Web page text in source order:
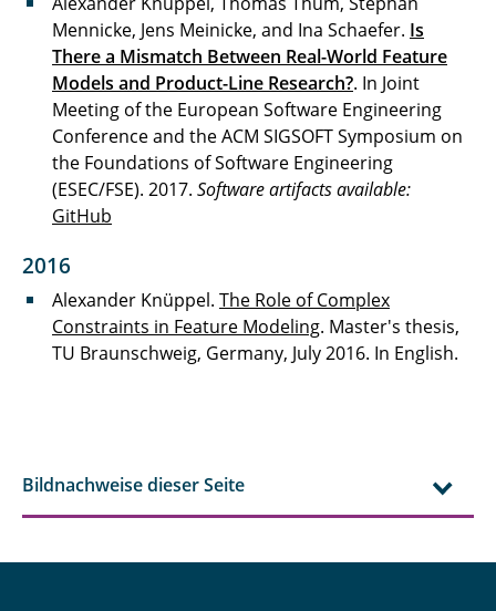
Mennicke, Jens Meinicke, and Ina Schaefer. Is
There a Mismatch Between Real-World Feature
Models and Product-Line Research?. In Joint
Meeting of the European Software Engineering
Conference and the ACM SIGSOFT Symposium on
the Foundations of Software Engineering
(ESEC/FSE). 2017. Software artifacts available:
GitHub
2016
Alexander Knüppel. The Role of Complex
Constraints in Feature Modeling. Master's thesis,
TU Braunschweig, Germany, July 2016. In English.
Bildnachweise dieser Seite